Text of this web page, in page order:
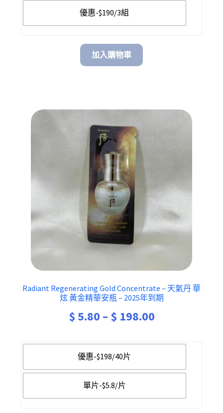
優惠-$190/3組
加入購物車
Radiant Regenerating Gold Concentrate – 天氣丹 華
炫 黃金精華安瓶 – 2025年到期
$5.80 – $ 198.00Price
through
優惠-$198/40片
單片-$5.8/片